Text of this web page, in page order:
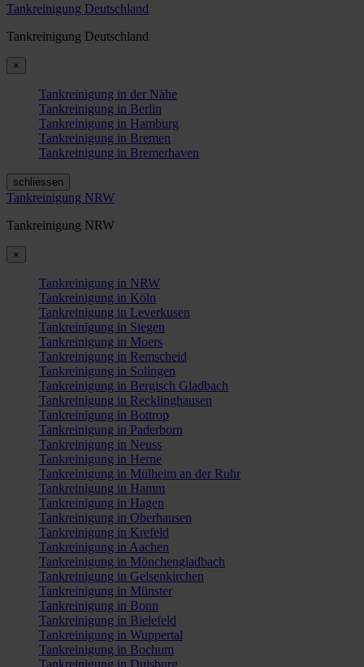
Tankreinigung Deutschland
Tankreinigung Deutschland
×
Tankreinigung in der Nähe
Tankreinigung in Berlin
Tankreinigung in Hamburg
Tankreinigung in Bremen
Tankreinigung in Bremerhaven
schliessen
Tankreinigung NRW
Tankreinigung NRW
×
Tankreinigung in NRW
Tankreinigung in Köln
Tankreinigung in Leverkusen
Tankreinigung in Siegen
Tankreinigung in Moers
Tankreinigung in Remscheid
Tankreinigung in Solingen
Tankreinigung in Bergisch Gladbach
Tankreinigung in Recklinghausen
Tankreinigung in Bottrop
Tankreinigung in Paderborn
Tankreinigung in Neuss
Tankreinigung in Herne
Tankreinigung in Mülheim an der Ruhr
Tankreinigung in Hamm
Tankreinigung in Hagen
Tankreinigung in Oberhausen
Tankreinigung in Krefeld
Tankreinigung in Aachen
Tankreinigung in Mönchengladbach
Tankreinigung in Gelsenkirchen
Tankreinigung in Münster
Tankreinigung in Bonn
Tankreinigung in Bielefeld
Tankreinigung in Wuppertal
Tankreinigung in Bochum
Tankreinigung in Duisburg